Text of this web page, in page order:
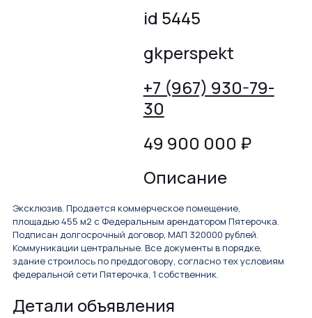
id 5445
gkperspekt
+7 (967) 930-79-
30
49 900 000 ₽
Описание
Эксклюзив. Продается коммерческое помещение,
площадью 455 м2 с Федеральным арендатором Пятерочка.
Подписан долгосрочный договор, МАП 320000 рублей.
Коммуникации центральные. Все документы в порядке,
здание строилось по преддоговору, согласно тех условиям
федеральной сети Пятерочка, 1 собственник.
Детали объявления